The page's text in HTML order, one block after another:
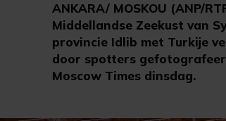
ANKARA/ MOSKOU (ANP/
Middellandse Zeekust van
provincie Idlib met Turkije
door spotters
Moscow Times dinsdag.